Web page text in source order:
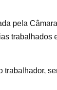
pela
trabalhados